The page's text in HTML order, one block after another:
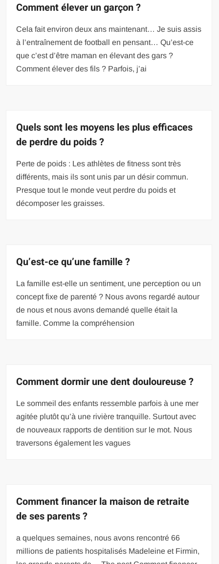
Comment élever un garçon ?
Cela fait environ deux ans maintenant… Je suis assis
à l’entraînement de football en pensant… Qu’est-ce
que c’est d’être maman en élevant des gars ?
Comment élever des fils ? Parfois, j’ai
Quels sont les moyens les plus efficaces
de perdre du poids ?
Perte de poids : Les athlètes de fitness sont très
différents, mais ils sont unis par un désir commun.
Presque tout le monde veut perdre du poids et
décomposer les graisses.
Qu’est-ce qu’une famille ?
La famille est-elle un sentiment, une perception ou un
concept fixe de parenté ? Nous avons regardé autour
de nous et nous avons demandé quelle était la
famille. Comme la compréhension
Comment dormir une dent douloureuse ?
Le sommeil des enfants ressemble parfois à une mer
agitée plutôt qu’à une rivière tranquille. Surtout avec
de nouveaux rapports de dentition sur le mot. Nous
traversons également les vagues
Comment financer la maison de retraite
de ses parents ?
a quelques semaines, nous avons rencontré 66
millions de patients hospitalisés Madeleine et Firmin,